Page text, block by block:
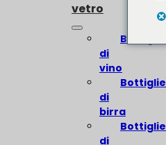
vetro
Bottiglie
di
vino
Bottiglie
di
birra
Bottiglie
di